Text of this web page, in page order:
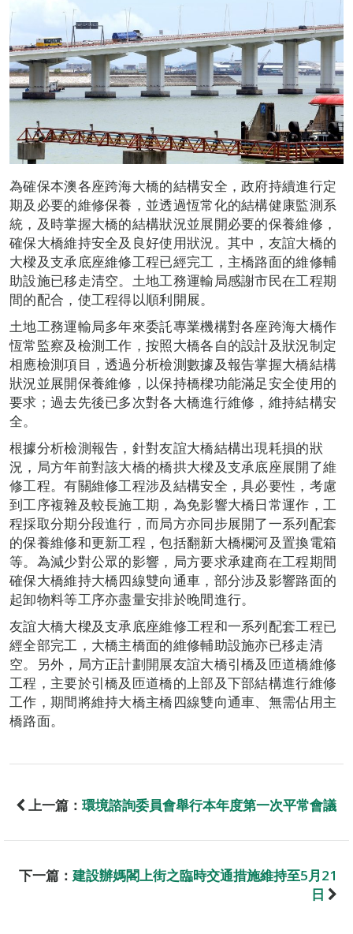
為確保本澳各座跨海大橋的結構安全，政府持續進行定
期及必要的維修保養，並透過恆常化的結構健康監測系
統，及時掌握大橋的結構狀況並展開必要的保養維修，
確保大橋維持安全及良好使用狀況。其中，友誼大橋的
大樑及支承底座維修工程已經完工，主橋路面的維修輔
助設施已移走清空。土地工務運輸局感謝市民在工程期
間的配合，使工程得以順利開展。
土地工務運輸局多年來委託專業機構對各座跨海大橋作
恆常監察及檢測工作，按照大橋各自的設計及狀況制定
相應檢測項目，透過分析檢測數據及報告掌握大橋結構
狀況並展開保養維修，以保持橋樑功能滿足安全使用的
要求；過去先後已多次對各大橋進行維修，維持結構安
全。
根據分析檢測報告，針對友誼大橋結構出現耗損的狀
況，局方年前對該大橋的橋拱大樑及支承底座展開了維
修工程。有關維修工程涉及結構安全，具必要性，考慮
到工序複雜及較長施工期，為免影響大橋日常運作，工
程採取分期分段進行，而局方亦同步展開了一系列配套
的保養維修和更新工程，包括翻新大橋欄河及置換電箱
等。為減少對公眾的影響，局方要求承建商在工程期間
確保大橋維持大橋四線雙向通車，部分涉及影響路面的
起卸物料等工序亦盡量安排於晚間進行。
友誼大橋大樑及支承底座維修工程和一系列配套工程已
經全部完工，大橋主橋面的維修輔助設施亦已移走清
空。另外，局方正計劃開展友誼大橋引橋及匝道橋維修
工程，主要於引橋及匝道橋的上部及下部結構進行維修
工作，期間將維持大橋主橋四線雙向通車、無需佔用主
橋路面。
上一篇： 環境諮詢委員會舉行本年度第一次平常會議
下一篇： 建設辦媽閣上街之臨時交通措施維持至5月21
日